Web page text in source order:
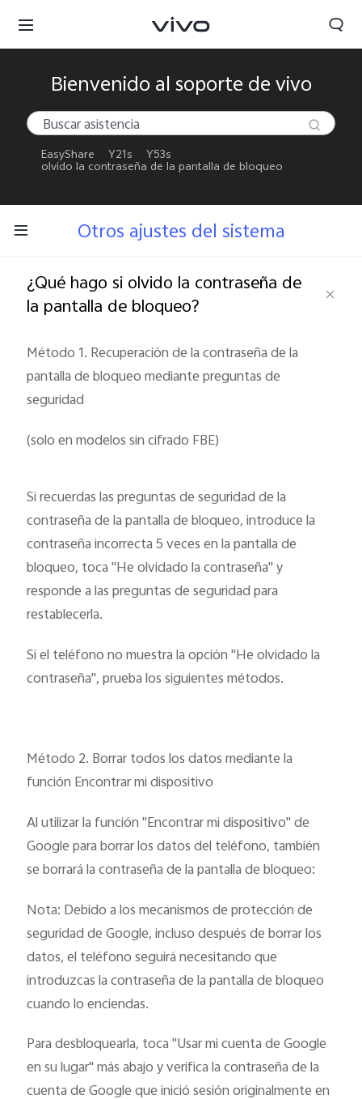
Bienvenido al soporte de vivo
EasyShare Y21s
Y53s
olvido la contraseña de la pantalla de bloqueo
Otros ajustes del sistema
¿Qué hago si olvido la contraseña de
la pantalla de bloqueo?
Método 1. Recuperación de la contraseña de la
pantalla de bloqueo mediante preguntas de
seguridad
(solo en modelos sin cifrado FBE)
Si recuerdas las preguntas de seguridad de la
contraseña de la pantalla de bloqueo, introduce la
contraseña incorrecta 5 veces en la pantalla de
bloqueo, toca "He olvidado la contraseña" y
responde a las preguntas de seguridad para
restablecerla.
Si el teléfono no muestra la opción "He olvidado la
contraseña", prueba los siguientes métodos.
Método 2. Borrar todos los datos mediante la
función Encontrar mi dispositivo
Al utilizar la función "Encontrar mi dispositivo" de
Google para borrar los datos del teléfono, también
se borrará la contraseña de la pantalla de bloqueo:
Nota: Debido a los mecanismos de protección de
seguridad de Google, incluso después de borrar los
datos, el teléfono seguirá necesitando que
introduzcas la contraseña de la pantalla de bloqueo
cuando lo enciendas.
Para desbloquearla, toca "Usar mi cuenta de Google
en su lugar" más abajo y verifica la contraseña de la
cuenta de Google que inició sesión originalmente en